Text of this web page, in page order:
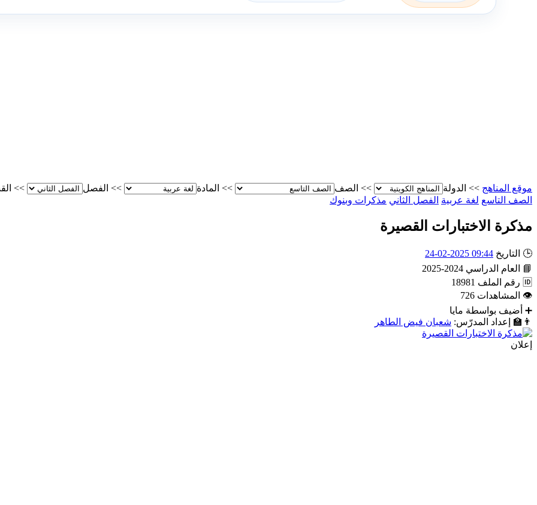
موقع المناهج >> الدولة >> الصف >> المادة >> الفصل >>
الصف التاسع لغة عربية الفصل الثاني مذكرات وبنوك
مذكرة الاختبارات القصيرة
🕒 التاريخ 09:44 2025-02-24
📘
العام الدراسي 2024-2025
🆔 رقم الملف 18981
👁 المشاهدات 726
➕ أضيف بواسطة مايا
👨‍🏫
إعداد المدرّس: شعبان فيض الطاهر
إعلان